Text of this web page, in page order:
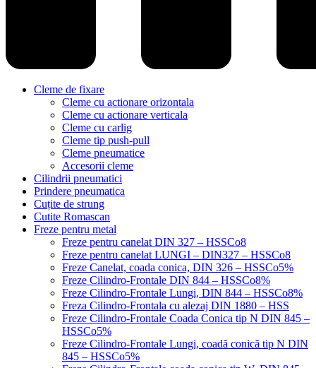
Cleme de fixare
Cleme cu actionare orizontala
Cleme cu actionare verticala
Cleme cu carlig
Cleme tip push-pull
Cleme pneumatice
Accesorii cleme
Cilindrii pneumatici
Prindere pneumatica
Cuțite de strung
Cutite Romascan
Freze pentru metal
Freze pentru canelat DIN 327 – HSSCo8
Freze pentru canelat LUNGI – DIN327 – HSSCo8
Freze Canelat, coada conica, DIN 326 – HSSCo5%
Freze Cilindro-Frontale DIN 844 – HSSCo8%
Freze Cilindro-Frontale Lungi, DIN 844 – HSSCo8%
Freza Cilindro-Frontala cu alezaj DIN 1880 – HSS
Freze Cilindro-Frontale Coada Conica tip N DIN 845 –
HSSCo5%
Freze Cilindro-Frontale Lungi, coadă conică tip N DIN
845 – HSSCo5%